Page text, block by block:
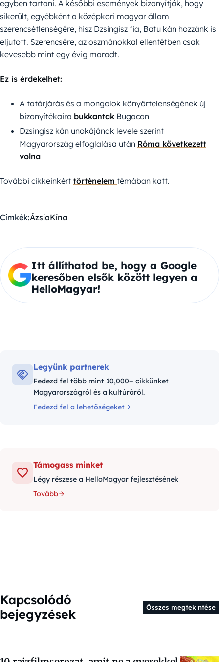
egyben tartani. A későbbi események bizonyítják, hogy
sikerült, egyébként a középkori magyar állam
szerencsétlenségére, hisz Dzsingisz fia, Batu kán hozzánk is
eljutott. Szerencsére, az oszmánokkal ellentétben csak
kevesebb mint egy évig maradt.
Ez is érdekelhet:
A tatárjárás és a mongolok könyörtelenségének új
bizonyítékaira bukkantak Bugacon
Dzsingisz kán unokájának levele szerint
Magyarország elfoglalása után Róma következett
volna
További cikkeinkért történelem témában katt.
Címkék:ÁzsiaKína
Itt állíthatod be, hogy a Google
keresőben elsők között legyen a
HelloMagyar!
Legyünk partnerek
Fedezd fel több mint 10,000+ cikkünket
Magyarországról és a kultúráról.
Fedezd fel a lehetőségeket
Támogass minket
Légy részese a HelloMagyar fejlesztésének
Tovább
Kapcsolódó
bejegyzések
Összes megtekintése